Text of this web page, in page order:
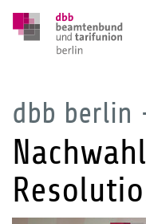
dbb berlin